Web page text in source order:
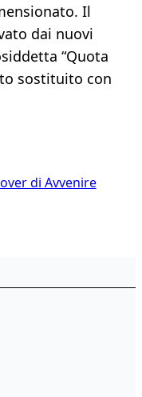
Il
dai nuovi
“Quota
sostituito con
di Avvenire